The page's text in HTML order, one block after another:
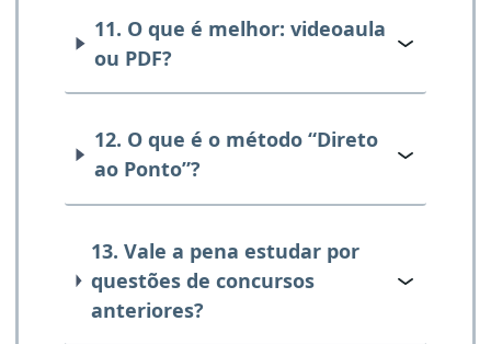
11. O que é melhor: videoaula
ou PDF?
12. O que é o método “Direto
ao Ponto”?
13. Vale a pena estudar por
questões de concursos
anteriores?